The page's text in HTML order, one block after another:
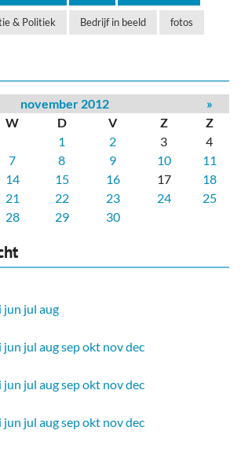
& Politiek Bedrijf in beeld fotos
november 2012
»
W D V Z
Z
1
2 3
4
7 8 9 10
11
14 15 16 17
18
21 22 23 24
25
28 29 30
jun jul aug
jun jul augsepokt novdec
jun jul augsepokt novdec
jun jul augsepokt novdec